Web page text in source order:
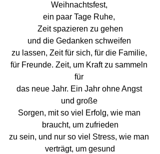
Weihnachtsfest,
ein paar Tage Ruhe,
Zeit spazieren zu gehen
und die Gedanken schweifen
zu lassen, Zeit für sich, für die Familie,
für Freunde. Zeit, um Kraft zu sammeln
für
das neue Jahr. Ein Jahr ohne Angst
und große
Sorgen, mit so viel Erfolg, wie man
braucht, um zufrieden
zu sein, und nur so viel Stress, wie man
verträgt, um gesund